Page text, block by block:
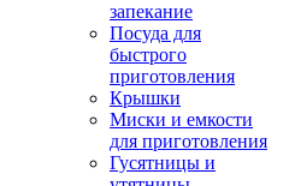
запекание
Посуда для
быстрого
приготовления
Крышки
Миски и емкости
для приготовления
Гусятницы и